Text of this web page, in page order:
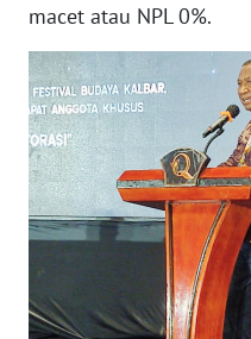
macet atau NPL 0%.
KARIR
DISCLAIMER
Wahana
News
Regional